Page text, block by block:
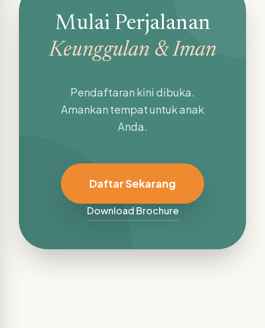
Mulai Perjalanan
Keunggulan & Iman
Pendaftaran kini dibuka.
Amankan tempat untuk anak
Anda.
Daftar Sekarang
Download Brochure